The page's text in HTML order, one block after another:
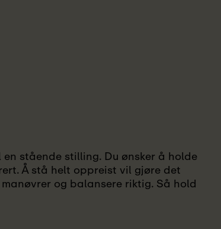
stående stilling. Du ønsker å holde
Å stå helt oppreist vil gjøre det
og balansere riktig. Så hold